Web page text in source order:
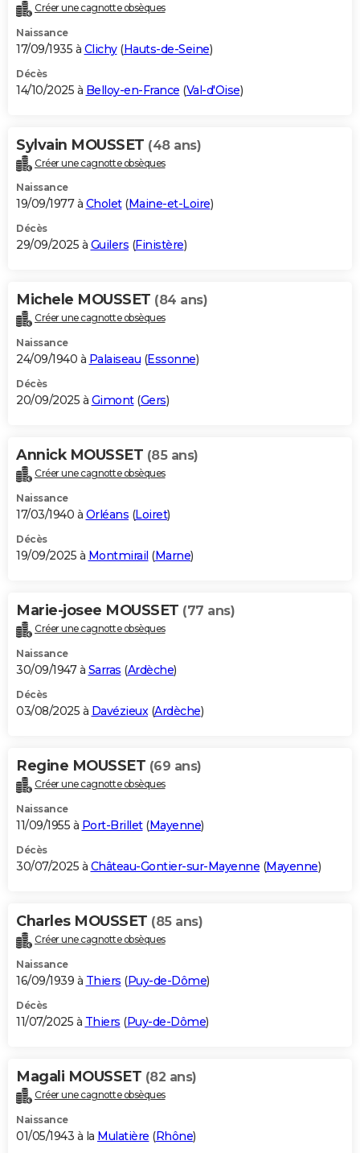
Créer une cagnotte obsèques
Naissance
17/09/1935 à Clichy(Hauts-de-Seine)
Décès
14/10/2025 à Belloy-en-France (Val-d'Oise)
Sylvain MOUSSET (48 ans)
Créer une cagnotte obsèques
Naissance
19/09/1977 à Cholet(Maine-et-Loire)
Décès
29/09/2025 à Guilers (Finistère)
Michele MOUSSET (84 ans)
Créer une cagnotte obsèques
Naissance
24/09/1940 à Palaiseau (Essonne)
Décès
20/09/2025 à Gimont(Gers)
Annick MOUSSET (85 ans)
Créer une cagnotte obsèques
Naissance
17/03/1940 à Orléans (Loiret)
Décès
19/09/2025 à Montmirail (Marne)
Marie-josee MOUSSET (77 ans)
Créer une cagnotte obsèques
Naissance
30/09/1947 à Sarras (Ardèche)
Décès
03/08/2025 à Davézieux(Ardèche)
Regine MOUSSET (69 ans)
Créer une cagnotte obsèques
Naissance
11/09/1955 à Port-Brillet(Mayenne)
Décès
30/07/2025 à Château-Gontier-sur-Mayenne (Mayenne)
Charles MOUSSET (85 ans)
Créer une cagnotte obsèques
Naissance
16/09/1939 à Thiers (Puy-de-Dôme)
Décès
11/07/2025 à Thiers (Puy-de-Dôme)
Magali MOUSSET (82 ans)
Créer une cagnotte obsèques
Naissance
01/05/1943 à la Mulatière (Rhône)